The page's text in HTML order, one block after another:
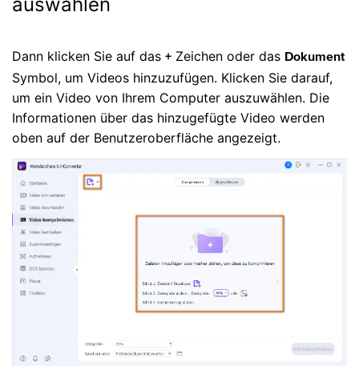
auswählen
Dann klicken Sie auf das + Zeichen oder das Dokument
Symbol, um Videos hinzuzufügen. Klicken Sie darauf,
um ein Video von Ihrem Computer auszuwählen. Die
Informationen über das hinzugefügte Video werden
oben auf der Benutzeroberfläche angezeigt.